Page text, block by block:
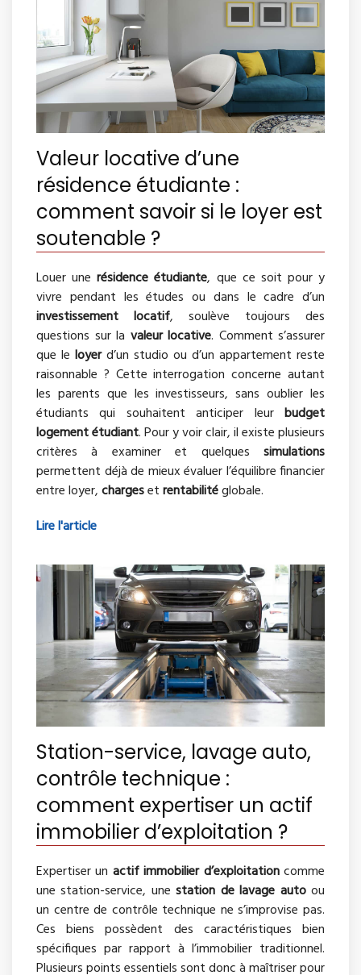
Valeur locative d’une
résidence étudiante :
comment savoir si le loyer est
soutenable ?
Louer unerésidence étudiante, que ce soit pour y
vivre pendant les études ou dans le cadre d’un
investissement locatif, soulève toujours des
questions sur la valeur locative. Comment s’assurer
que le loyerd’un studio ou d’un appartement reste
raisonnable ? Cette interrogation concerne autant
les parents que les investisseurs, sans oublier les
étudiants qui souhaitent anticiper leur budget
logement étudiant. Pour y voir clair, il existe plusieurs
critères à examiner et quelques simulations
permettent déjà de mieux évaluer l’équilibre financier
entre loyer,chargesetrentabilitéglobale.
Lire l'article
Station-service, lavage auto,
contrôle technique :
comment expertiser un actif
immobilier d’exploitation ?
Expertiser un actif immobilier d’exploitationcomme
une station-service, unestation de lavage autoou
un centre de contrôle technique ne s’improvise pas.
Ces biens possèdent des caractéristiques bien
spécifiques par rapport à l’immobilier traditionnel.
Plusieurs points essentiels sont donc à maîtriser pour